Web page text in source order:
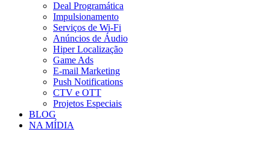
Deal Programática
Impulsionamento
Serviços de Wi-Fi
Anúncios de Áudio
Hiper Localização
Game Ads
E-mail Marketing
Push Notifications
CTV e OTT
Projetos Especiais
BLOG
NA MÍDIA